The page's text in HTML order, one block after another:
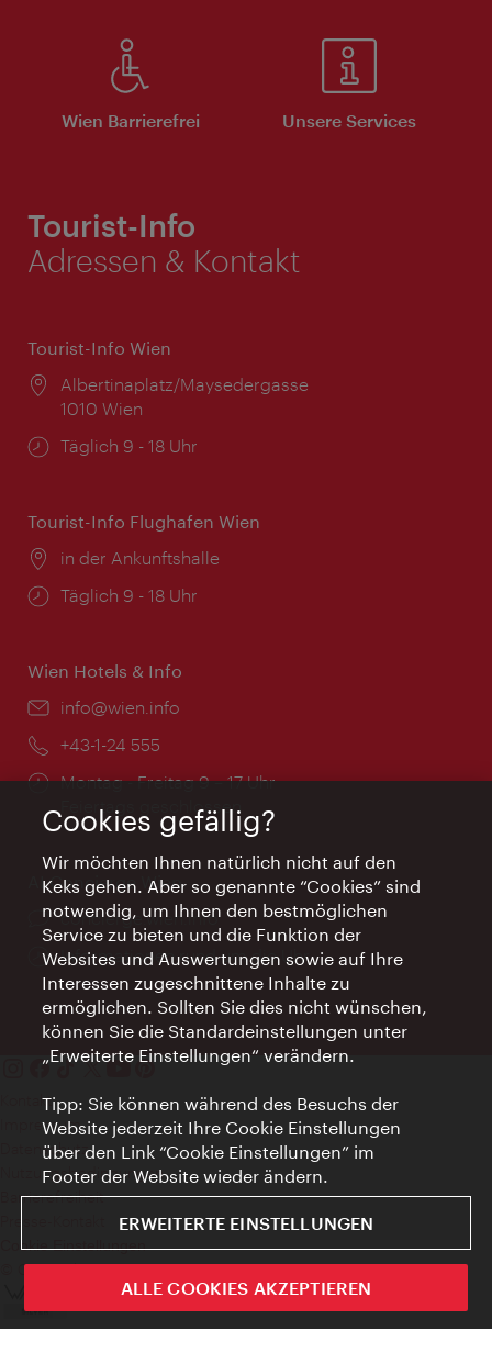
Wien Barrierefrei Unsere Services
Tourist-Info
Adressen & Kontakt
Tourist-Info Wien
Ort:
Albertinaplatz/Maysedergasse
1010 Wien
Öffnungszeiten:
Täglich 9 - 18 Uhr
Tourist-Info Flughafen Wien
Ort:
in der Ankunftshalle
Öffnungszeiten:
Täglich 9 - 18 Uhr
Wien Hotels & Info
Email:
info@wien.info
Telefon:
+43-1-24 555
Öffnungszeiten:
Montag - Freitag 9 – 17 Uhr
Feiertags geschlossen
AI Concierge Wien
Ort:
concierge.wien.info
Öffnungszeiten:
Informationen rund um die Uhr
Kontakt
Impressum
Datenschutz
Nutzungsbedingungen
Barrierefreiheit
Cookie Einstellungen
© Copyright WienTourismus
Cookies gefällig?
Wir möchten Ihnen natürlich nicht auf den
Keks gehen. Aber so genannte “Cookies” sind
notwendig, um Ihnen den bestmöglichen
Service zu bieten und die Funktion der
Websites und Auswertungen sowie auf Ihre
Interessen zugeschnittene Inhalte zu
ermöglichen. Sollten Sie dies nicht wünschen,
können Sie die Standardeinstellungen unter
„Erweiterte Einstellungen“ verändern.
Tipp: Sie können während des Besuchs der
Website jederzeit Ihre Cookie Einstellungen
über den Link “Cookie Einstellungen” im
Footer der Website wieder ändern.
ERWEITERTE EINSTELLUNGEN
ALLE COOKIES AKZEPTIEREN